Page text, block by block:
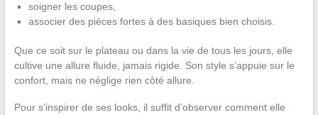
soigner les coupes,
associer des pièces fortes à des basiques bien choisis.
Que ce soit sur le plateau ou dans la vie de tous les jours, elle
cultive une allure fluide, jamais rigide. Son style s’appuie sur le
confort, mais ne néglige rien côté allure.
Pour s’inspirer de ses looks, il suffit d’observer comment elle